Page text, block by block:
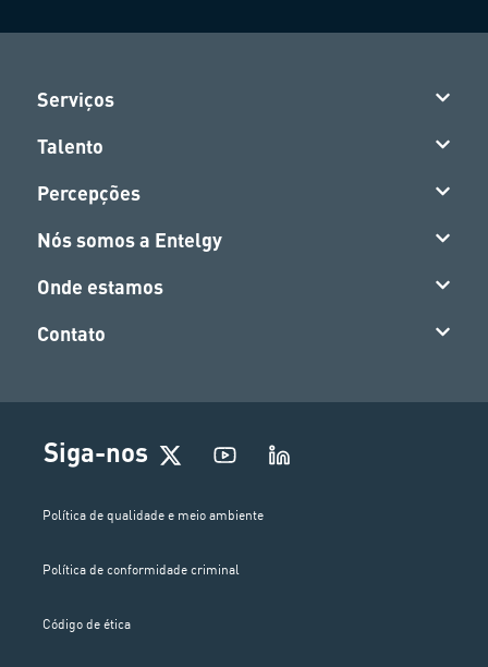
Serviços
Talento
Percepções
Nós somos a Entelgy
Onde estamos
Contato
Siga-nos
Política de qualidade e meio ambiente
Política de conformidade criminal
Código de ética